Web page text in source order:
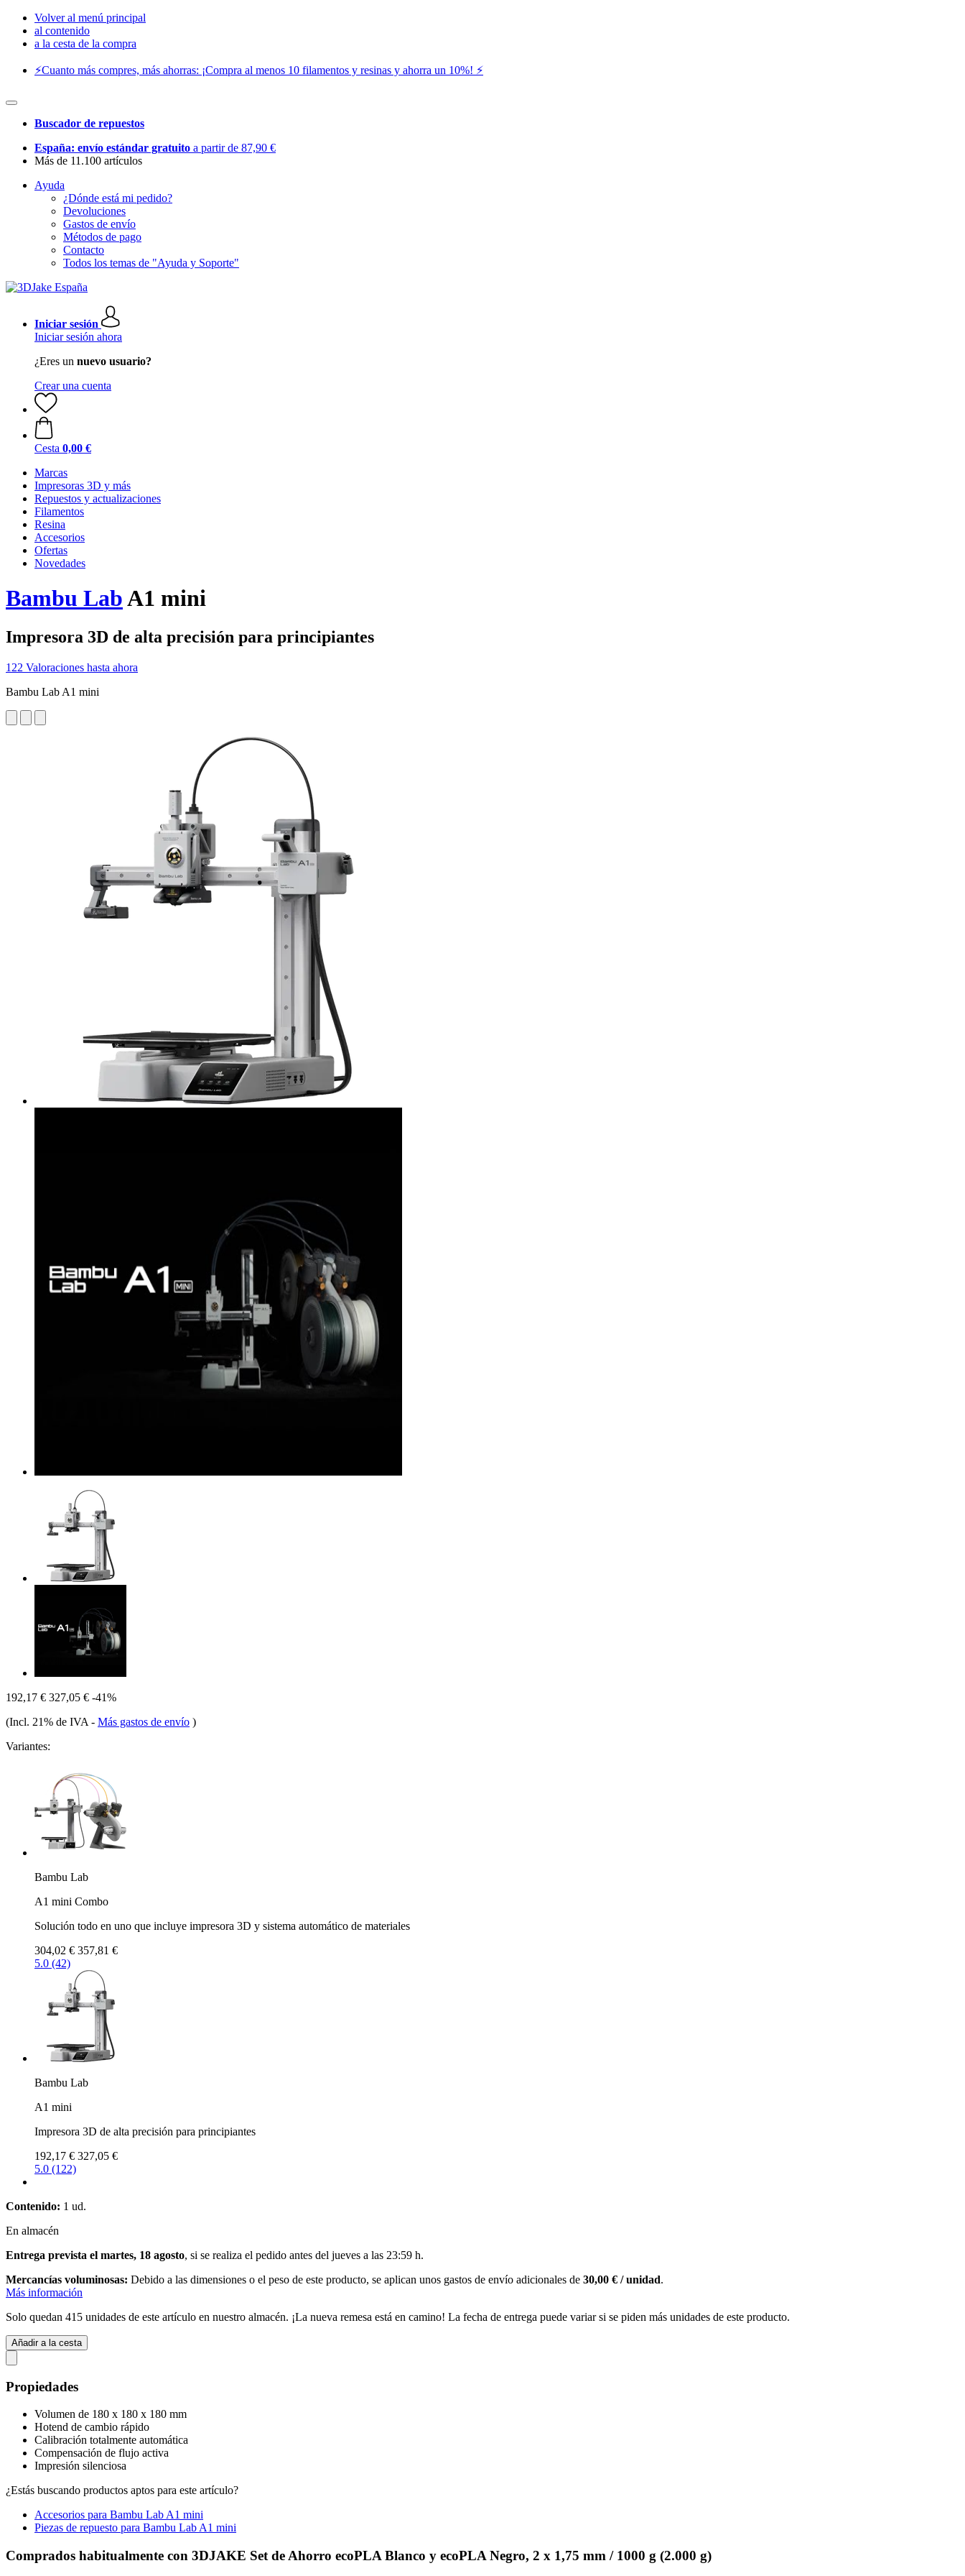
Volver al menú principal
al contenido
a la cesta de la compra
⚡️Cuanto más compres, más ahorras: ¡Compra al menos 10 filamentos y resinas y ahorra un 10%! ⚡️
Buscador de repuestos
España: envío estándar gratuito a partir de 87,90 €
Más de 11.100 artículos
Ayuda
¿Dónde está mi pedido?
Devoluciones
Gastos de envío
Métodos de pago
Contacto
Todos los temas de "Ayuda y Soporte"
Iniciar sesión
Iniciar sesión ahora
¿Eres un nuevo usuario?
Crear una cuenta
Cesta 0,00 €
Marcas
Impresoras 3D y más
Repuestos y actualizaciones
Filamentos
Resina
Accesorios
Ofertas
Novedades
Bambu LabA1 mini
Impresora 3D de alta precisión para principiantes
122 Valoraciones hasta ahora
Bambu Lab A1 mini
192,17 € 327,05 € -41%
(Incl. 21% de IVA - Más gastos de envío )
Variantes:
Bambu Lab
A1 mini Combo
Solución todo en uno que incluye impresora 3D y sistema automático de materiales
304,02 € 357,81 €
5.0 (42)
Bambu Lab
A1 mini
Impresora 3D de alta precisión para principiantes
192,17 € 327,05 €
5.0 (122)
Contenido: 1 ud.
En almacén
Entrega prevista el martes, 18 agosto, si se realiza el pedido antes del jueves a las 23:59 h.
Mercancías voluminosas: Debido a las dimensiones o el peso de este producto, se aplican unos gastos de envío adicionales de 30,00 € / unidad.
Más información
Solo quedan 415 unidades de este artículo en nuestro almacén. ¡La nueva remesa está en camino! La fecha de entrega puede variar si se piden más unidades de este producto.
Añadir a la cesta
Propiedades
Volumen de 180 x 180 x 180 mm
Hotend de cambio rápido
Calibración totalmente automática
Compensación de flujo activa
Impresión silenciosa
¿Estás buscando productos aptos para este artículo?
Accesorios para Bambu Lab A1 mini
Piezas de repuesto para Bambu Lab A1 mini
Comprados habitualmente con 3DJAKE Set de Ahorro ecoPLA Blanco y ecoPLA Negro, 2 x 1,75 mm / 1000 g (2.000 g)